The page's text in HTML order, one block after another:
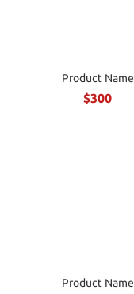
Product Name
$300
Product Name